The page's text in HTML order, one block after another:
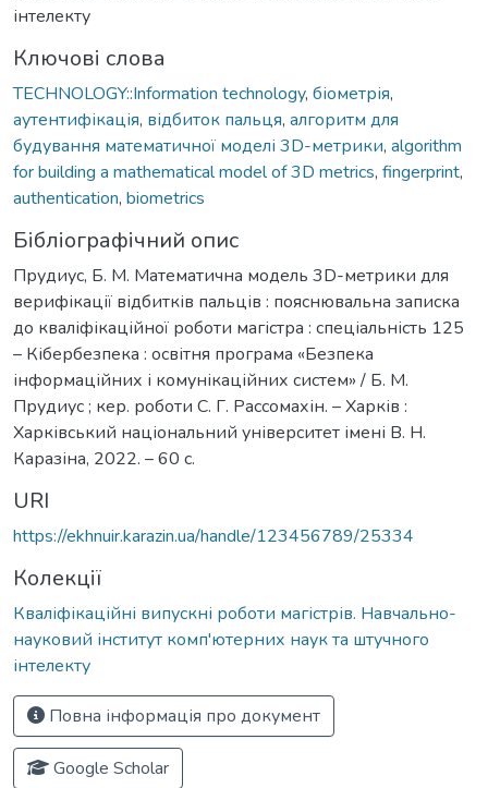
інтелекту
Ключові слова
TECHNOLOGY::Information technology, біометрія,
аутентифікація, відбиток пальця, алгоритм для
будування математичної моделі 3D-метрики, algorithm
for building a mathematical model of 3D metrics, fingerprint,
authentication, biometrics
Бібліографічний опис
Прудиус, Б. М. Математична модель 3D-метрики для
верифікації відбитків пальців : пояснювальна записка
до кваліфікаційної роботи магістра : спеціальність 125
– Кібербезпека : освітня програма «Безпека
інформаційних і комунікаційних систем» / Б. М.
Прудиус ; кер. роботи С. Г. Рассомахін. – Харків :
Харківський національний університет імені В. Н.
Каразіна, 2022. – 60 с.
URI
https://ekhnuir.karazin.ua/handle/123456789/25334
Колекції
Кваліфікаційні випускні роботи магістрів. Навчально-
науковий інститут комп'ютерних наук та штучного
інтелекту
Повна інформація про документ
Google Scholar